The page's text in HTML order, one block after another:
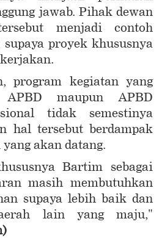
jawab. Pihak dewan
menjadi contoh
proyek khususnya
program kegiatan yang
maupun APBD
tidak semestinya
hal tersebut berdampak
akan datang.
Bartim sebagai
masih membutuhkan
supaya lebih baik dan
lain yang maju,"